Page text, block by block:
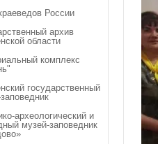
России
архив
области
комплекс
государственный
археологический и
музей-заповедник